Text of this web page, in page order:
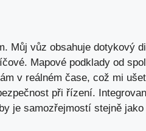
Můj vůz obsahuje dotykový
Mapové podklady od
v reálném čase, což mi
při řízení.
je samozřejmostí stejně